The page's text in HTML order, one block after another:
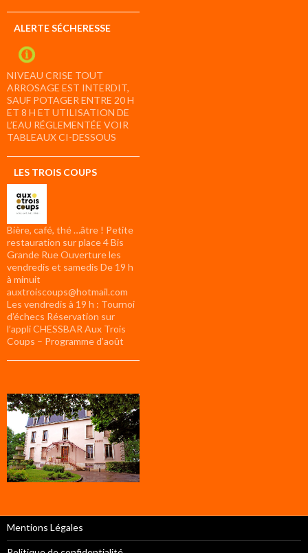
ALERTE SÉCHERESSE
NIVEAU CRISE TOUT
ARROSAGE EST INTERDIT,
SAUF POTAGER ENTRE 20 H
ET 8 H ET UTILISATION DE
L’EAU RÉGLEMENTÉE VOIR
TABLEAUX CI-DESSOUS
LES TROIS COUPS
Bière, café, thé …âtre ! Petite
restauration sur place 4 Bis
Grande Rue Ouverture les
vendredis et samedis De 19 h
à minuit
auxtroiscoups@hotmail.com
Les vendredis à 19 h : Tournoi
d’échecs Réservation sur
l’appli CHESSBAR Aux Trois
Coups – Programme d’août
Mentions Légales